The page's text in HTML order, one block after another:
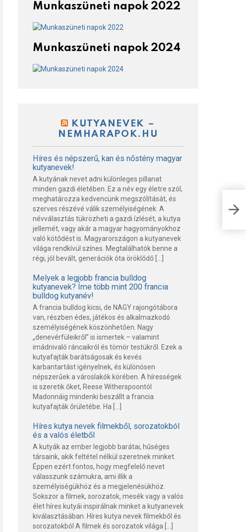
A
Munkaszüneti napok 2022
Munkaszüneti napok 2024
KUTYANEVEK –
NEMHARAPOK.HU
Híres és népszerű, kan és nőstény magyar
kutyanevek!
A kutyának nevet adni különleges pillanat
minden gazdi életében. Ez a név egy életre szól,
meghatározza kedvencünk megszólítását, és
szerves részévé válik személyiségének. A
névválasztás tükrözheti a gazdi ízlését, a kutya
jellemét, vagy akár a magyar hagyományokhoz
való kötődést is. Magyarországon a kutyanevek
világa rendkívül színes. Megtalálhatók benne a
régi, jól bevált, generációk óta öröklődő […]
Melyek a legjobb francia bulldog
kutyanevek? Íme több mint 200 francia
bulldog kutyanév!
A francia bulldog kicsi, de NAGY rajongótábora
van, részben édes, játékos és alkalmazkodó
személyiségének köszönhetően. Nagy
„denevérfüleikről” is ismertek – valamint
imádnivaló ráncaikról és tömör testükről. Ezek a
kutyafajták barátságosak és kevés
karbantartást igényelnek, és különösen
népszerűek a városlakók körében. A hírességek
is szeretik őket, Reese Witherspoontól
Madonnáig mindenki beszállt a francia
kutyafajták őrületébe. Ha […]
Híres kutya nevek filmekből, sorozatokból
és a valós életből
A kutyák az ember legjobb barátai, hűséges
társaink, akik feltétel nélkül szeretnek minket.
Éppen ezért fontos, hogy megfelelő nevet
válasszunk számukra, ami illik a
személyiségükhöz és a megjelenésükhöz.
Sokszor a filmek, sorozatok, mesék vagy a valós
élet híres kutyái inspirálnak minket a kutyanevek
kiválasztásában. Híres kutya nevek filmekből és
sorozatokból A filmek és sorozatok világa […]